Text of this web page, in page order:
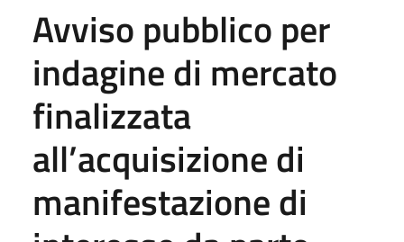
Avviso pubblico per
indagine di mercato
finalizzata
all’acquisizione di
manifestazione di